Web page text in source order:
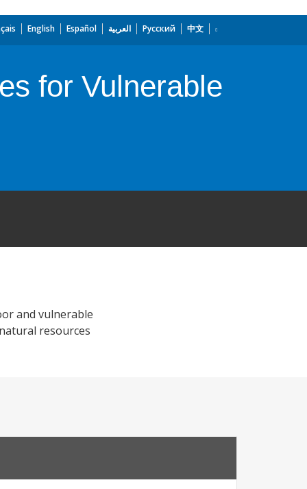
English Español العربية Русский 中文
for Vulnerable
and vulnerable
resources